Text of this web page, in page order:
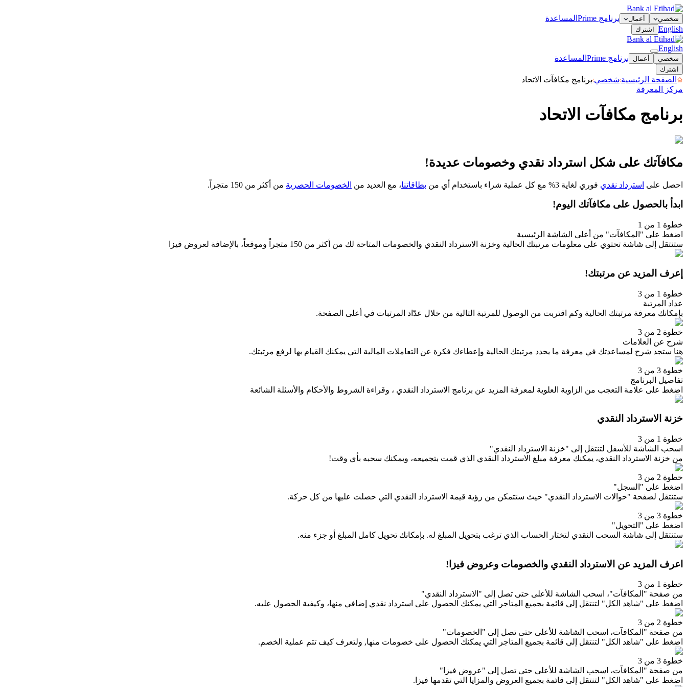
شخصي أعمال برنامج Prime
المساعدة
English
اشترك
English
شخصي أعمال برنامج Prime المساعدة
اشترك
الصفحة الرئيسية شخصي برنامج مكافآت الاتحاد
مركز المعرفة
برنامج مكافآت الاتحاد
مكافآتك على شكل استرداد نقدي وخصومات عديدة!
احصل على استرداد نقدي فوري لغاية 3% مع كل عملية شراء باستخدام أي من بطاقاتنا، مع العديد من الخصومات الحصرية من أكثر من 150 متجراً.
ابدأ بالحصول على مكافآتك اليوم!
خطوة 1 من 1
اضغط على "المكافآت" من أعلى الشاشة الرئيسية
ستنتقل إلى شاشة تحتوي على معلومات مرتبتك الحالية وخزنة الاسترداد النقدي والخصومات المتاحة لك من أكثر من 150 متجراً وموقعاً، بالإضافة لعروض فيزا
إعرف المزيد عن مرتبتك!
خطوة 1 من 3
عداد المرتبة
بإمكانك معرفة مرتبتك الحالية وكم اقتربت من الوصول للمرتبة التالية من خلال عدّاد المرتبات في أعلى الصفحة.
خطوة 2 من 3
شرح عن العلامات
هنا ستجد شرح لمساعدتك في معرفة ما يحدد مرتبتك الحالية وإعطاءك فكرة عن التعاملات المالية التي يمكنك القيام بها لرفع مرتبتك.
خطوة 3 من 3
تفاصيل البرنامج
اضغط على علامة التعجب من الزاوية العلوية لمعرفة المزيد عن برنامج الاسترداد النقدي ، وقراءة الشروط والأحكام والأسئلة الشائعة
خزنة الاسترداد النقدي
خطوة 1 من 3
اسحب الشاشة للأسفل لتنتقل إلى "خزنة الاسترداد النقدي"
من خزنة الاسترداد النقدي، يمكنك معرفة مبلغ الاسترداد النقدي الذي قمت بتجميعه، ويمكنك سحبه بأي وقت!
خطوة 2 من 3
اضغط على "السجل"
ستنتقل لصفحة "حوالات الاسترداد النقدي" حيث ستتمكن من رؤية قيمة الاسترداد النقدي التي حصلت عليها من كل حركة.
خطوة 3 من 3
اضغط على "التحويل"
ستنتقل إلى شاشة السحب النقدي لتختار الحساب الذي ترغب بتحويل المبلغ له. بإمكانك تحويل كامل المبلغ أو جزء منه.
اعرف المزيد عن الاسترداد النقدي والخصومات وعروض فيزا!
خطوة 1 من 3
من صفحة "المكافآت"، اسحب الشاشة للأعلى حتى تصل إلى "الاسترداد النقدي"
اضغط على "شاهد الكل" لتنتقل إلى قائمة بجميع المتاجر التي يمكنك الحصول على استرداد نقدي إضافي منها، وكيفية الحصول عليه.
خطوة 2 من 3
من صفحة "المكافآت، اسحب الشاشة للأعلى حتى تصل إلى "الخصومات"
اضغط على "شاهد الكل" لتنتقل إلى قائمة بجميع المتاجر التي يمكنك الحصول على خصومات منها, ولتعرف كيف تتم عملية الخصم.
خطوة 3 من 3
من صفحة "المكافآت، اسحب الشاشة للأعلى حتى تصل إلى "عروض فيزا"
اضغط على "شاهد الكل" لتنتقل إلى قائمة بجميع العروض والمزايا التي تقدمها فيزا.